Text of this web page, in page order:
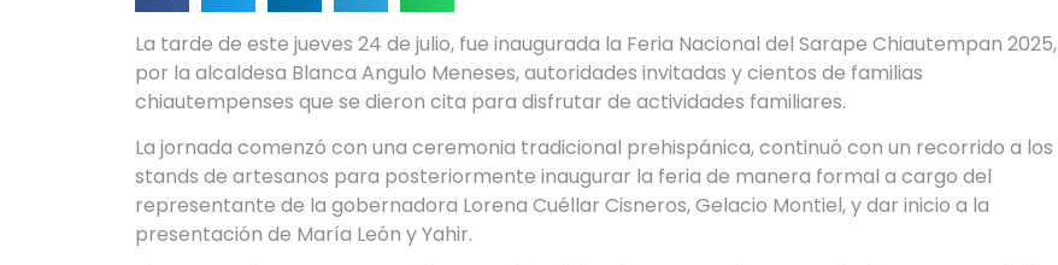
La tarde de este jueves 24 de julio, fue inaugurada la Feria Nacional del Sarape Chiautempan 2025,
por la alcaldesa Blanca Angulo Meneses, autoridades invitadas y cientos de familias
chiautempenses que se dieron cita para disfrutar de actividades familiares.
La jornada comenzó con una ceremonia tradicional prehispánica, continuó con un recorrido a los
stands de artesanos para posteriormente inaugurar la feria de manera formal a cargo del
representante de la gobernadora Lorena Cuéllar Cisneros, Gelacio Montiel, y dar inicio a la
presentación de María León y Yahir.